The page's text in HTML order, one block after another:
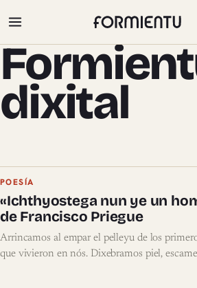
dixital
Pieces de Formientu
POESÍA
«Ichthyostega nun ye un
de Francisco Priegue
Arrincamos al empar el pelleyu de los
que vivieron en nós. Dixebramos piel,